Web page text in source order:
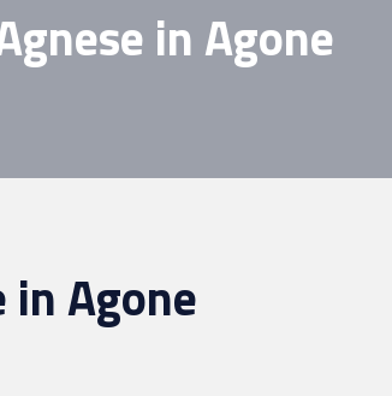
in Agone
in Agone